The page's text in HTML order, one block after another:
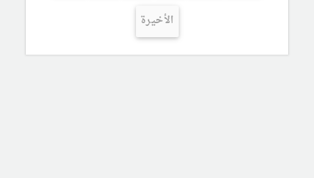
الأخيرة